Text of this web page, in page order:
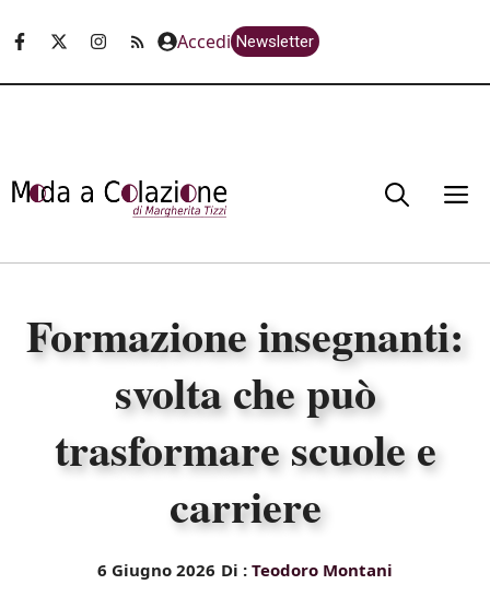
Accedi Newsletter
Formazione insegnanti:
svolta che può
trasformare scuole e
carriere
6 Giugno 2026 Di : Teodoro Montani